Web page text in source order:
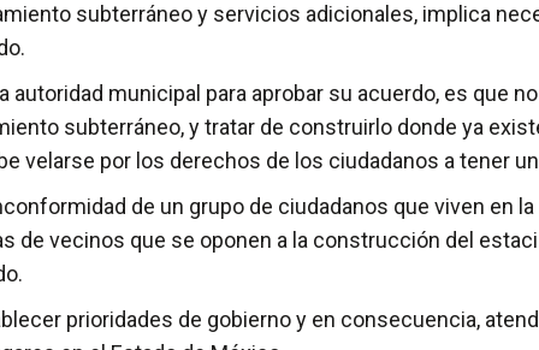
subterráneo y servicios adicionales, implica
autoridad municipal para aprobar su acuerdo, es que
subterráneo, y tratar de construirlo donde ya
velarse por los derechos de los ciudadanos a tener
de un grupo de ciudadanos que viven en
de vecinos que se oponen a la construcción del
prioridades de gobierno y en consecuencia,